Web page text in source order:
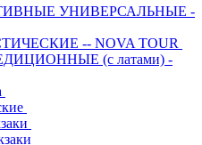
УНИВЕРСАЛЬНЫЕ -
-- NOVA TOUR
(с латами) -